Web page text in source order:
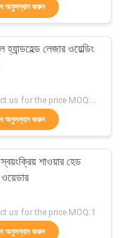
25
অনুসন্ধান করুন
হ্যান্ডহেল্ড লেজার ওয়েল্ডিং
অনুসন্ধান করুন
শাওয়ার হেড
us for the price MOQ:1
অনুসন্ধান করুন